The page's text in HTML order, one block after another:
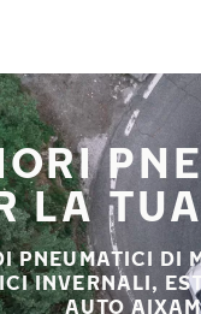
LA
PNEUMATICI DI
INVERNALI,
AUTO